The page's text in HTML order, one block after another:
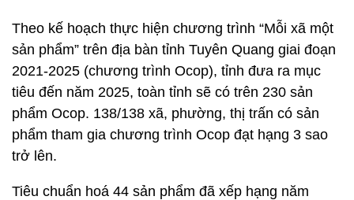
Theo kế hoạch thực hiện chương trình “Mỗi xã một
sản phẩm” trên địa bàn tỉnh Tuyên Quang giai đoạn
2021-2025 (chương trình Ocop), tỉnh đưa ra mục
tiêu đến năm 2025, toàn tỉnh sẽ có trên 230 sản
phẩm Ocop. 138/138 xã, phường, thị trấn có sản
phẩm tham gia chương trình Ocop đạt hạng 3 sao
trở lên.
Tiêu chuẩn hoá 44 sản phẩm đã xếp hạng năm